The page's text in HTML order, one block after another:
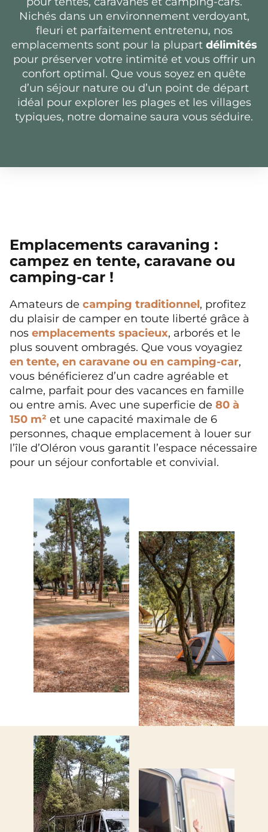
Nichés dans un environnement verdoyant,
fleuri et parfaitement entretenu, nos
emplacements sont pour la plupart délimités
pour préserver votre intimité et vous offrir un
confort optimal. Que vous soyez en quête
d’un séjour nature ou d’un point de départ
idéal pour explorer les plages et les villages
typiques, notre domaine saura vous séduire.
Emplacements caravaning :
campez en tente, caravane ou
camping-car !
Amateurs de camping traditionnel, profitez
du plaisir de camper en toute liberté grâce à
nos emplacements spacieux, arborés et le
plus souvent ombragés. Que vous voyagiez
en tente, en caravane ou en camping-car,
vous bénéficierez d’un cadre agréable et
calme, parfait pour des vacances en famille
ou entre amis. Avec une superficie de 80 à
150 m² et une capacité maximale de 6
personnes, chaque emplacement à louer sur
l’île d’Oléron vous garantit l’espace nécessaire
pour un séjour confortable et convivial.